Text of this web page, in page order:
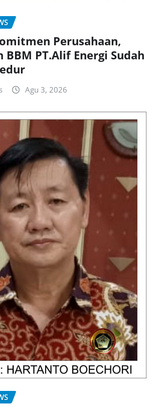
Perusahaan,
BBM PT.Alif Energi Sudah
Agu 3, 2026